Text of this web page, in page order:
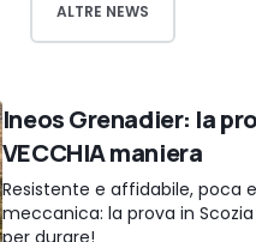
ALTRE NEWS
Ineos Grenadier: la
VECCHIA maniera
Resistente e affidabile, poca
meccanica: la prova in Scozia